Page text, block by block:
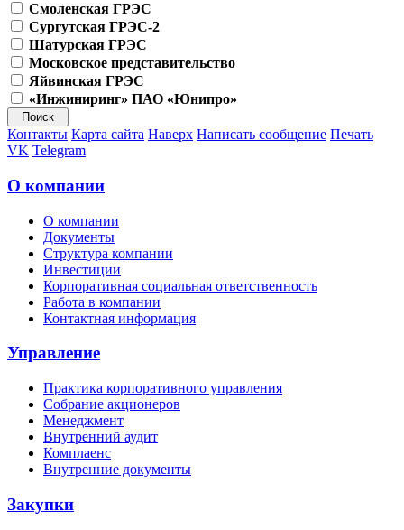
Смоленская ГРЭС
Сургутская ГРЭС-2
Шатурская ГРЭС
Московское представительство
Яйвинская ГРЭС
«Инжиниринг» ПАО «Юнипро»
Контакты Карта сайта Наверх Написать сообщение Печать
VK Telegram
О компании
О компании
Документы
Структура компании
Инвестиции
Корпоративная социальная ответственность
Работа в компании
Контактная информация
Управление
Практика корпоративного управления
Собрание акционеров
Менеджмент
Внутренний аудит
Комплаенс
Внутренние документы
Закупки